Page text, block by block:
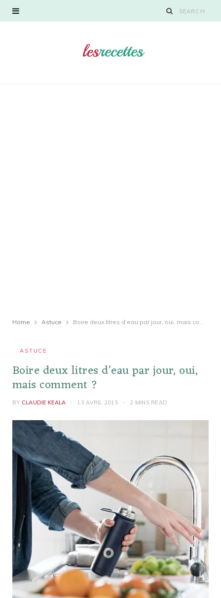
Home Astuce Boire deux litres d’eau par jour, oui, mais comment ?
ASTUCE
Boire deux litres d’eau par jour, oui,
mais comment ?
BY CLAUDIE KEALA 13 AVRIL 2015 2 MINS READ